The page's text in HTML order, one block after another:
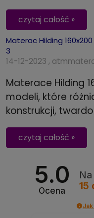
czytaj całość »
Materac Hilding
3
14-12-2023 ,
Materace Hilding
modeli, które
konstrukcji,
czytaj całość »
5.0
Ocena
15